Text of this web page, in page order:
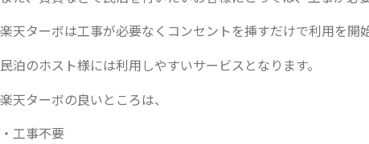
楽天ターボは工事が必要なくコンセントを挿すだけで利用を開
民泊のホスト様には利用しやすいサービスとなります。
楽天ターボの良いところは、
・工事不要